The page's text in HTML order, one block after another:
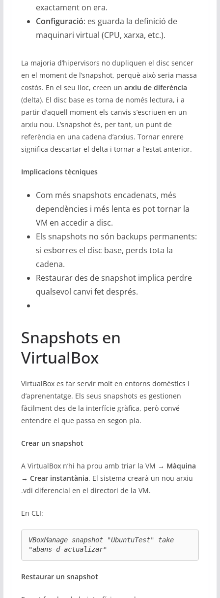
exactament on era.
Configuració: es guarda la definició de
maquinari virtual (CPU, xarxa, etc.).
La majoria d’hipervisors no dupliquen el disc sencer
en el moment de l’snapshot, perquè això seria massa
costós. En el seu lloc, creen un arxiu de diferència
(delta). El disc base es torna de només lectura, i a
partir d’aquell moment els canvis s’escriuen en un
arxiu nou. L’snapshot és, per tant, un punt de
referència en una cadena d’arxius. Tornar enrere
significa descartar el delta i tornar a l’estat anterior.
Implicacions tècniques
Com més snapshots encadenats, més
dependències i més lenta es pot tornar la
VM en accedir a disc.
Els snapshots no són backups permanents:
si esborres el disc base, perds tota la
cadena.
Restaurar des de snapshot implica perdre
qualsevol canvi fet després.
Snapshots en
VirtualBox
VirtualBox es far servir molt en entorns domèstics i
d’aprenentatge. Els seus snapshots es gestionen
fàcilment des de la interfície gràfica, però convé
entendre el que passa en segon pla.
Crear un snapshot
A VirtualBox n’hi ha prou amb triar la VM → Màquina
→ Crear instantània. El sistema crearà un nou arxiu
.vdi diferencial en el directori de la VM.
En CLI:
VBoxManage snapshot "UbuntuTest" take
"abans-d-actualizar"
Restaurar un snapshot